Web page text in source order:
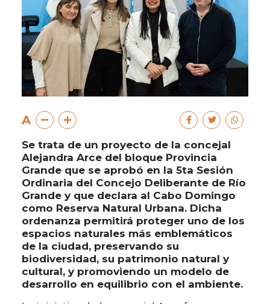
A
Se trata de un proyecto de la concejal
Alejandra Arce del bloque Provincia
Grande que se aprobó en la 5ta Sesión
Ordinaria del Concejo Deliberante de Río
Grande y que declara al Cabo Domingo
como Reserva Natural Urbana. Dicha
ordenanza permitirá proteger uno de los
espacios naturales más emblemáticos
de la ciudad, preservando su
biodiversidad, su patrimonio natural y
cultural, y promoviendo un modelo de
desarrollo en equilibrio con el ambiente.